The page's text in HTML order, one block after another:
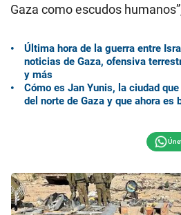
Gaza como escudos
Última hora de la guerra entre
noticias de Gaza, ofensiva
y más
Cómo es Jan Yunis, la ciudad
del norte de Gaza y que ahora es